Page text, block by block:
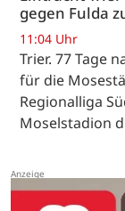
gegen Fulda
11:04 Uhr
Trier. 77 Tage
für die
Regionalliga
Moselstadion